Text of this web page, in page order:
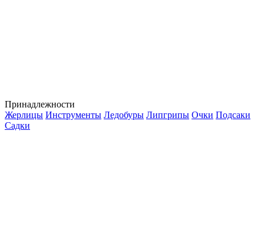
Принадлежности
Жерлицы Инструменты Ледобуры Липгрипы Очки Подсаки
Садки